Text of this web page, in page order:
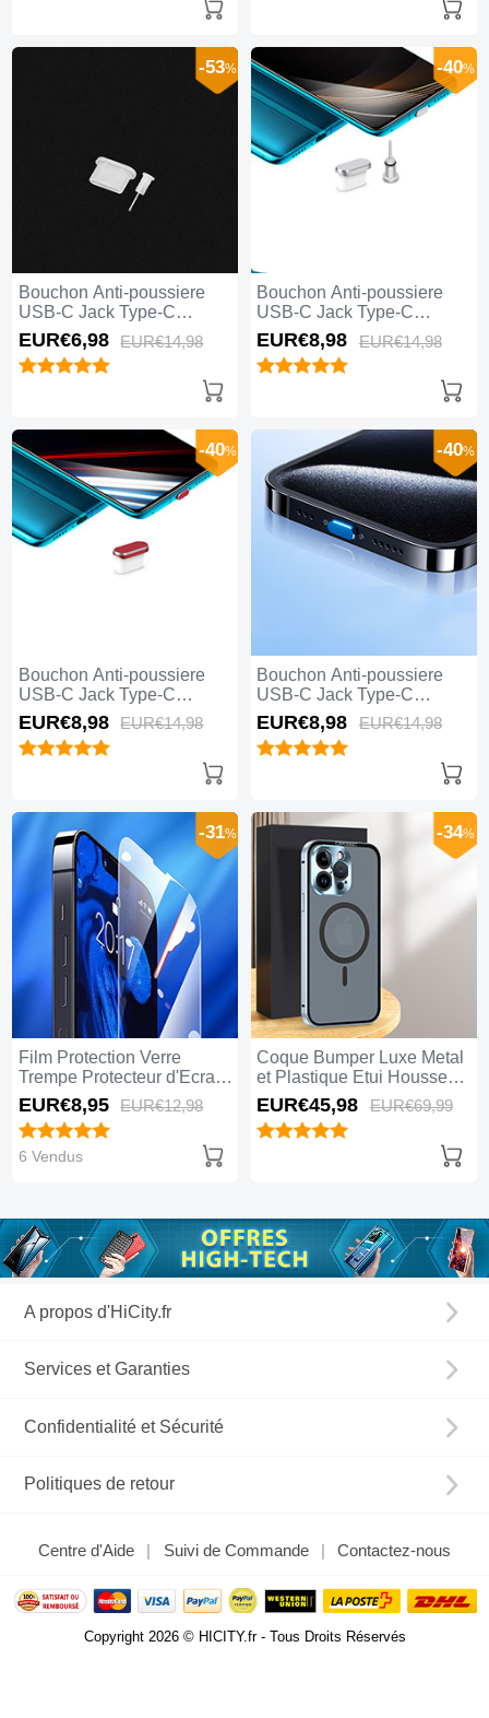
Bouchon Anti-poussiere
USB-C Jack Type-C
Universel H04 pour Apple
iPhone 15 Pro Max Blanc
-53%
EUR€6,98 EUR€14,98
Bouchon Anti-poussiere
USB-C Jack Type-C
Universel H03 pour Apple
iPhone 15 Pro Max Argent
-40%
EUR€8,98 EUR€14,98
Bouchon Anti-poussiere
USB-C Jack Type-C
Universel H02 pour Apple
iPhone 15 Pro Max Rouge
-40%
EUR€8,98 EUR€14,98
Bouchon Anti-poussiere
USB-C Jack Type-C
Universel H01 pour Apple
iPhone 15 Pro Max Bleu
-40%
EUR€8,98 EUR€14,98
Film Protection Verre
Trempe Protecteur d'Ecran
pour Apple iPhone 15 Pro
Max Clair
-31%
EUR€8,95 EUR€12,98
6 Vendus
Coque Bumper Luxe Metal
et Plastique Etui Housse
avec Mag-Safe Magnetic
Magnetique LK5 pour
Apple iPhone 15 Pro Max
-34%
EUR€45,98 EUR€69,99
A propos d'HiCity.fr
Services et Garanties
Confidentialité et Sécurité
Politiques de retour
Centre d'Aide Suivi de Commande Contactez-nous
Copyright 2026 © HICITY.fr - Tous Droits Réservés